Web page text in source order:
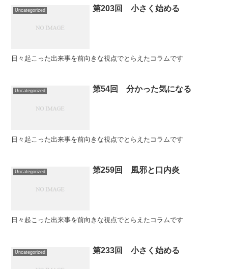
Uncategorized 第203回 小さく始める
日々起こった出来事を前向きな視点でとらえたコラムです
Uncategorized 第54回 分かった気になる
日々起こった出来事を前向きな視点でとらえたコラムです
Uncategorized 第259回 風邪と口内炎
日々起こった出来事を前向きな視点でとらえたコラムです
Uncategorized 第233回 小さく始める